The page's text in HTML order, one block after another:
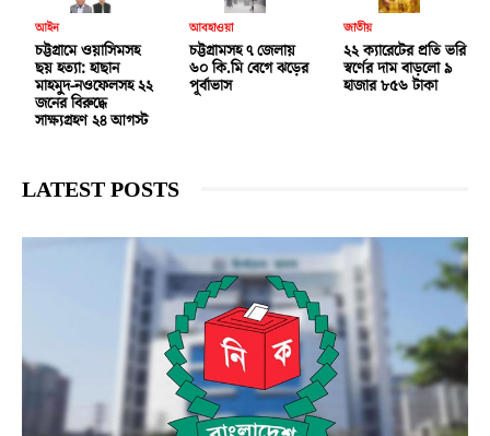
আইন
চট্টগ্রামে ওয়াসিমসহ
ছয় হত্যা: হাছান
মাহমুদ-নওফেলসহ ২২
জনের বিরুদ্ধে
সাক্ষ্যগ্রহণ ২৪ আগস্ট
আবহাওয়া
চট্টগ্রামসহ ৭ জেলায়
৬০ কি.মি বেগে ঝড়ের
পূর্বাভাস
জাতীয়
২২ ক্যারেটের প্রতি ভরি
স্বর্ণের দাম বাড়লো ৯
হাজার ৮৫৬ টাকা
LATEST POSTS